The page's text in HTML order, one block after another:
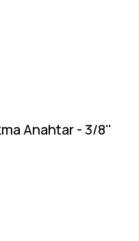
Anahtar - 3/8''